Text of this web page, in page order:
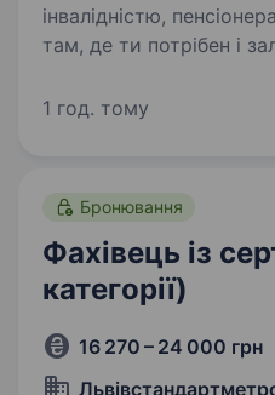
інвалідністю, пенсіонера. Застосуй свої
там, де ти потрібен і
забезпечення і ремонту
1 год. тому
Бронювання
Фахівець із
категорії)
16 270 – 24 000 грн